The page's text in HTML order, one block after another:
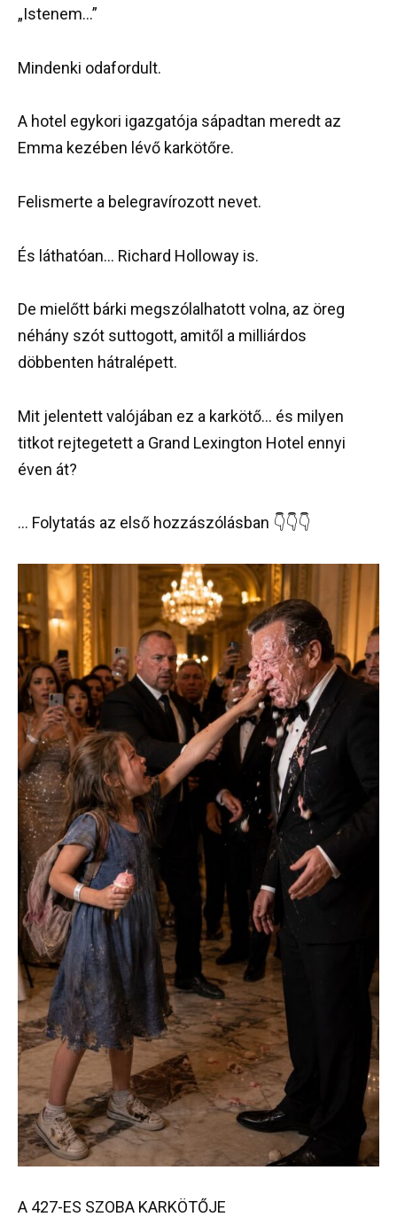
„Istenem…”
Mindenki odafordult.
A hotel egykori igazgatója sápadtan meredt az
Emma kezében lévő karkötőre.
Felismerte a belegravírozott nevet.
És láthatóan… Richard Holloway is.
De mielőtt bárki megszólalhatott volna, az öreg
néhány szót suttogott, amitől a milliárdos
döbbenten hátralépett.
Mit jelentett valójában ez a karkötő… és milyen
titkot rejtegetett a Grand Lexington Hotel ennyi
éven át?
… Folytatás az első hozzászólásban 👇👇👇
A 427-ES SZOBA KARKÖTŐJE